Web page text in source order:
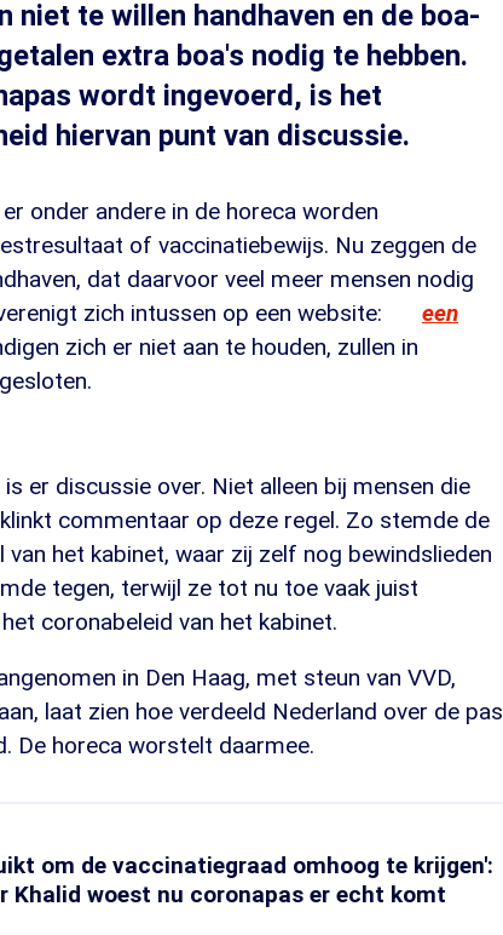
niet te willen handhaven en de boa-
extra boa's nodig te hebben.
wordt ingevoerd, is het
hiervan punt van discussie.
onder andere in de horeca worden
of vaccinatiebewijs. Nu zeggen de
dat daarvoor veel meer mensen nodig
zich intussen op een website:
een
zich er niet aan te houden, zullen in
er discussie over. Niet alleen bij mensen die
commentaar op deze regel. Zo stemde de
het kabinet, waar zij zelf nog bewindslieden
tegen, terwijl ze tot nu toe vaak juist
coronabeleid van het kabinet.
in Den Haag, met steun van VVD,
laat zien hoe verdeeld Nederland over de pas
De horeca worstelt daarmee.
om de vaccinatiegraad omhoog te krijgen':
Khalid woest nu coronapas er echt komt